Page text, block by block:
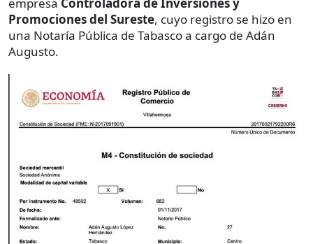
Promociones del Sureste, cuyo registro se hizo en
una Notaría Pública de Tabasco a cargo de Adán
Augusto.